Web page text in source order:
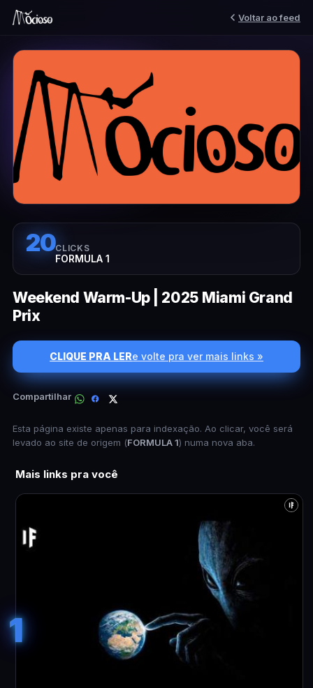
Voltar ao feed
20CLICKS
FORMULA 1
Weekend Warm-Up | 2025 Miami Grand
Prix
CLIQUE PRA LERe volte pra ver mais links »
Compartilhar
Esta página existe apenas para indexação. Ao clicar, você será
levado ao site de origem (FORMULA 1) numa nova aba.
Mais links pra você
1